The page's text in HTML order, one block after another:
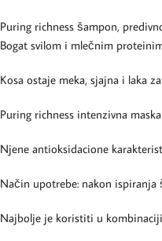
Puring richness šampon,
Bogat svilom i mlečnim
Kosa ostaje meka, sjajna i laka
Puring richness intenzivna
Njene antioksidacione
Način upotrebe: nakon ispiranja
Najbolje je koristiti u